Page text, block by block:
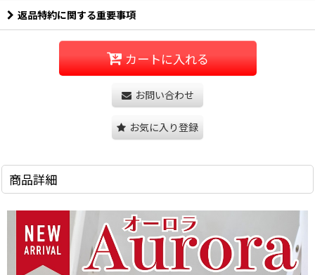
返品特約に関する重要事項
カートに入れる
お問い合わせ
お気に入り登録
商品詳細